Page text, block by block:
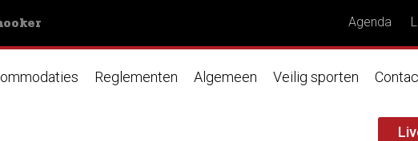
Agenda
Reglementen Algemeen Veilig sporten